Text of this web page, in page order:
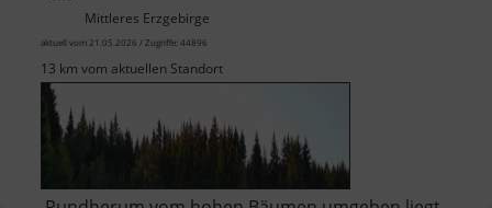
Mittleres Erzgebirge
aktuell vom 21.05.2026 / Zugriffe: 44896
13 km vom aktuellen Standort